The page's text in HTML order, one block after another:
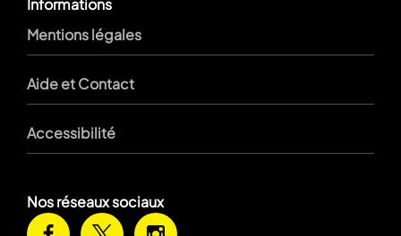
Informations
Mentions légales
Aide et Contact
Accessibilité
Nos réseaux sociaux